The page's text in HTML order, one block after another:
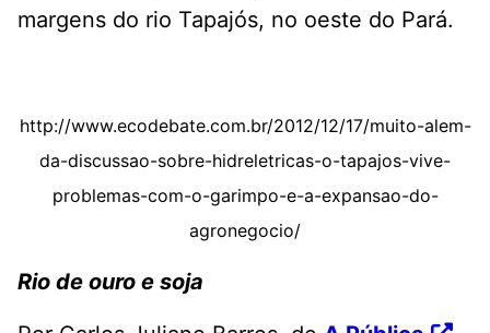
margens do rio Tapajós, no oeste do Pará.
http://www.ecodebate.com.br/2012/12/17/muito-alem-
da-discussao-sobre-hidreletricas-o-tapajos-vive-
problemas-com-o-garimpo-e-a-expansao-do-
agronegocio/
Rio de ouro e soja